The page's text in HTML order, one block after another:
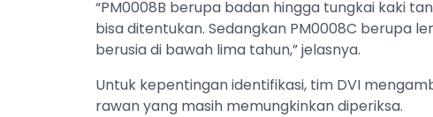
“PM0008B berupa badan hingga tungkai kaki
bisa ditentukan. Sedangkan PM0008C berupa
berusia di bawah lima tahun,” jelasnya.
Untuk kepentingan identifikasi, tim DVI
rawan yang masih memungkinkan diperiksa.